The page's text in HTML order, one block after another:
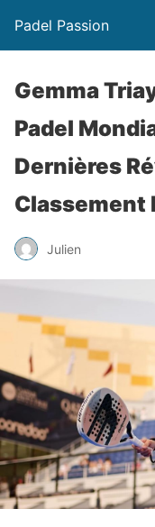
Padel Passion
Gemma
Padel
Dernières
Classement
Julien